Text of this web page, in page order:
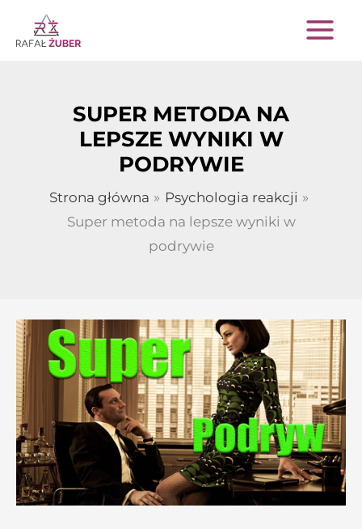
Przejdź
do
SUPER METODA NA
LEPSZE WYNIKI W
PODRYWIE
Strona główna
Psychologia reakcji
Super metoda na lepsze wyniki w
podrywie